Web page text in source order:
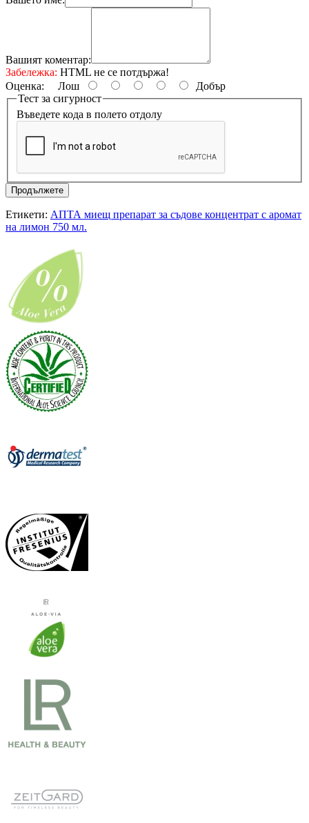
Вашият коментар:
Забележка: HTML не се потдържа!
Оценка: Лош
Добър
Тест за сигурност
Въведете кода в полето отдолу
Продължете
Етикети: АПТА миещ препарат за съдове концентрат с аромат
на лимон 750 мл.